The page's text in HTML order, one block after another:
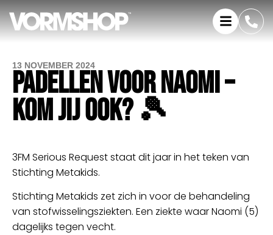
13 NOVEMBER 2024
PADELLEN VOOR NAOMI –
KOM JIJ OOK? 🎾
3FM Serious Request staat dit jaar in het teken van
Stichting Metakids.
Stichting Metakids zet zich in voor de behandeling
van stofwisselingsziekten. Een ziekte waar Naomi (5)
dagelijks tegen vecht.